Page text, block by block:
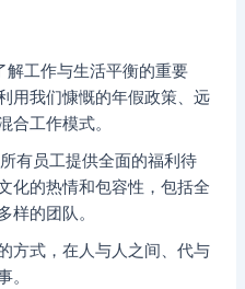
解工作与生活平衡的重要
用我们慷慨的年假政策、远
合工作模式。
有员工提供全面的福利待
化的热情和包容性，包括全
样的团队。
方式，在人与人之间、代与
。